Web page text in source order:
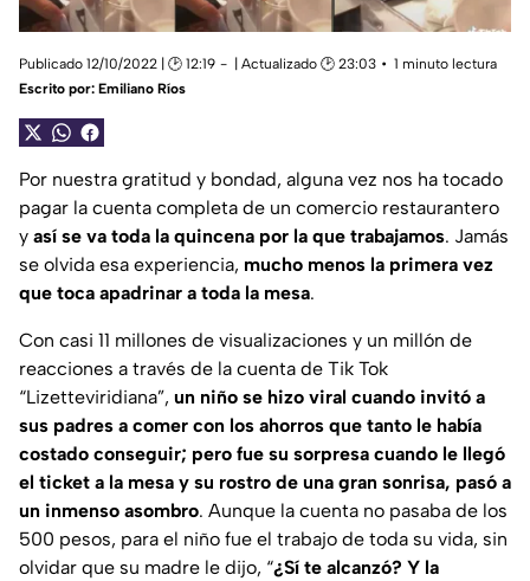
Publicado 12/10/2022 | 🕑 12:19 | Actualizado 🕑 23:03
1 minuto lectura
Escrito por: Emiliano Ríos
Por nuestra gratitud y bondad, alguna vez nos ha tocado
pagar la cuenta completa de un comercio restaurantero
y así se va toda la quincena por la que trabajamos. Jamás
se olvida esa experiencia, mucho menos la primera vez
que toca apadrinar a toda la mesa.
Con casi 11 millones de visualizaciones y un millón de
reacciones a través de la cuenta de Tik Tok
“Lizetteviridiana”, un niño se hizo viral cuando invitó a
sus padres a comer con los ahorros que tanto le había
costado conseguir; pero fue su sorpresa cuando le llegó
el ticket a la mesa y su rostro de una gran sonrisa, pasó a
un inmenso asombro. Aunque la cuenta no pasaba de los
500 pesos, para el niño fue el trabajo de toda su vida, sin
olvidar que su madre le dijo, “¿Sí te alcanzó? Y la